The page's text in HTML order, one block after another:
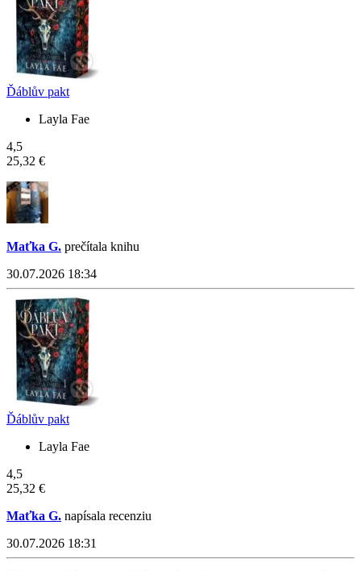
Ďáblův pakt
Layla Fae
4,5
25,32 €
Maťka G. prečítala knihu
30.07.2026 18:34
Ďáblův pakt
Layla Fae
4,5
25,32 €
Maťka G. napísala recenziu
30.07.2026 18:31